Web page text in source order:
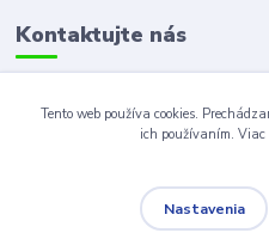
Kontaktujte nás
+421 910 222 333
+421 52 788 46 41
sales@elron.eu.sk
Tento web používa cookies.
ich používaním. Viac
Nastavenia